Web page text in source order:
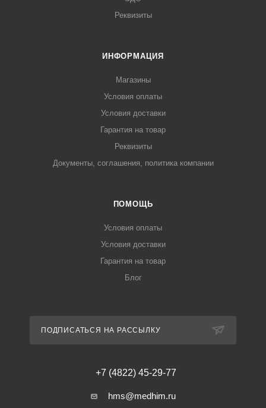
Реквизиты
ИНФОРМАЦИЯ
Магазины
Условия оплаты
Условия доставки
Гарантия на товар
Реквизиты
Документы, соглашения, политика компании
ПОМОЩЬ
Условия оплаты
Условия доставки
Гарантия на товар
Блог
ПОДПИСАТЬСЯ НА РАССЫЛКУ
+7 (4822) 45-29-77
hms@medhim.ru